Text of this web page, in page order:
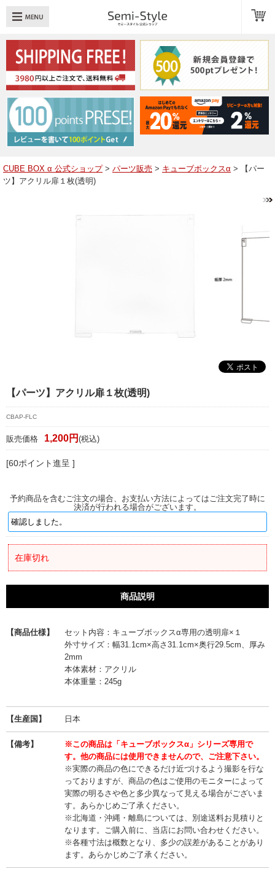
：透明扉 引き出し LED
へ戻る
品一覧
ューブボックスαレイアウト例
CUBE BOX α 公式ショップ> パーツ販売 > キューブボックスα > 【パー
ツ】アクリル扉１枚(透明)
【パーツ】アクリル扉１枚(透明)
CBAP-FLC
販売価格 1,200円 (税込)
[60ポイント進呈 ]
予約商品を含むご注文の場合、お支払い方法によってはご注文完了時に
決済が行われる場合がございます。
在庫切れ
商品説明
【商品仕様】
セット内容：キューブボックスα専用の透明扉×１
外寸サイズ：幅31.1cm×高さ31.1cm×奥行29.5cm、厚み
2mm
本体素材：アクリル
本体重量：245g
【生産国】 日本
【備考】
※この商品は「キューブボックスα」シリーズ専用で
す。他の商品には使用できませんので、ご注意下さい。
※実際の商品の色にできるだけ近づけるよう撮影を行な
っておりますが、商品の色はご使用のモニターによって
実際の明るさや色と多少異なって見える場合がございま
す。あらかじめご了承ください。
※北海道・沖縄・離島については、別途送料お見積りと
なります。ご購入前に、当店にお問い合わせください。
※各種寸法は概数となり、多少の誤差があることがあり
ます。あらかじめご了承ください。